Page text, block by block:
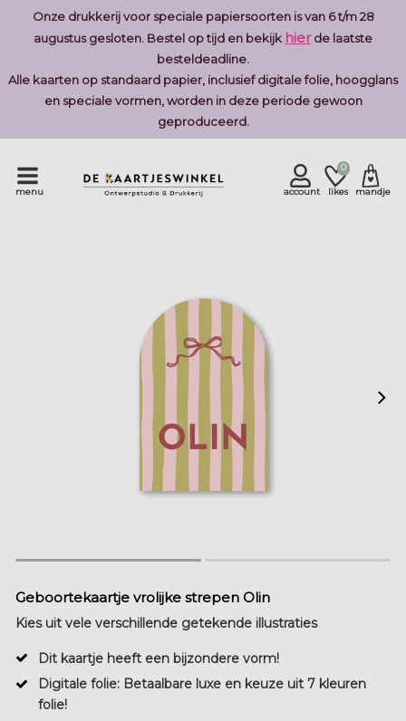
Onze drukkerij voor speciale papiersoorten is van 6 t/m 28
augustus gesloten. Bestel op tijd en bekijk hierde laatste
besteldeadline.
Alle kaarten op standaard papier, inclusief digitale folie, hoogglans
en speciale vormen, worden in deze periode gewoon
geproduceerd.
menu account likes
0
mandje
Geboortekaartje vrolijke strepen Olin
Kies uit vele verschillende getekende illustraties
Dit kaartje heeft een bijzondere vorm!
Digitale folie: Betaalbare luxe en keuze uit 7 kleuren
folie!